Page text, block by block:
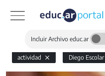
Incluir Archivo educ.ar
actividad Diego Escolar